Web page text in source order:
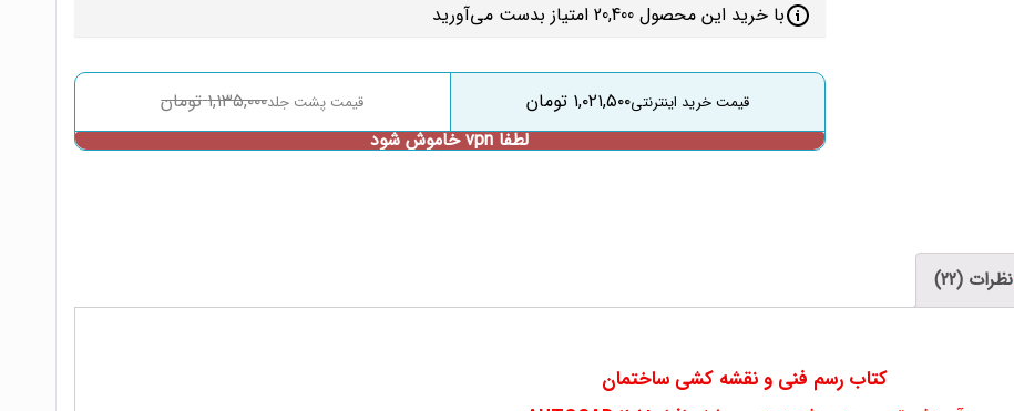
با خرید این محصول 20,400 امتیاز بدست می‌آورید
۱,۱۳۵,۰۰۰ تومان ۱,۰۲۱,۵۰۰ تومان
نظرات (22)
كتاب رسم فنی و نقشه کشی ساختمان